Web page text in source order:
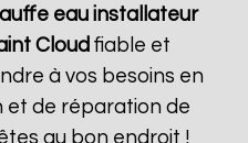
eau installateur
Cloud fiable et
à vos besoins en
et de réparation de
au bon endroit !